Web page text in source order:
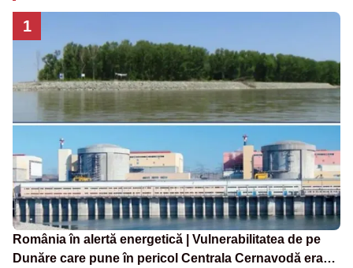
1
România în alertă energetică | Vulnerabilitatea de pe
Dunăre care pune în pericol Centrala Cernavodă era